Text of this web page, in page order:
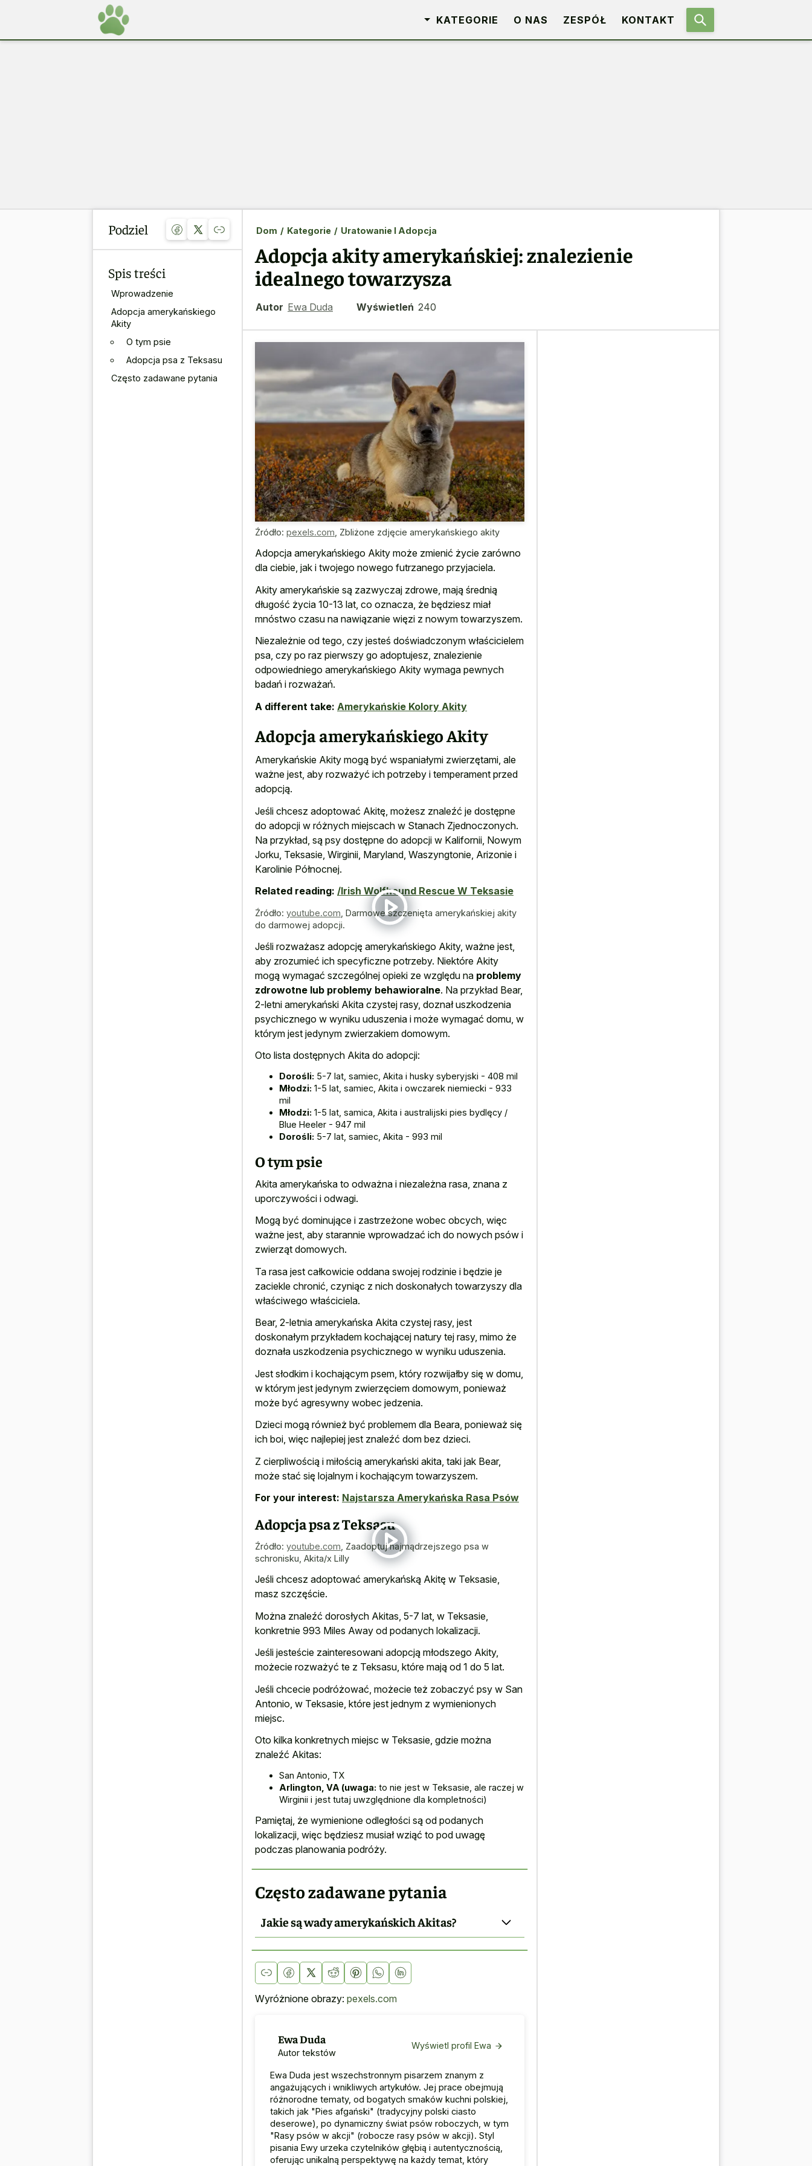
KATEGORIE O NAS ZESPÓŁ KONTAKT
Podziel
Spis treści
Wprowadzenie
Adopcja amerykańskiego
Akity
O tym psie
Adopcja psa z Teksasu
Często zadawane pytania
Dom / Kategorie / Uratowanie I Adopcja
Adopcja akity amerykańskiej: znalezienie
idealnego towarzysza
Autor Ewa Duda Wyświetleń 240
Źródło: pexels.com Zbliżone zdjęcie amerykańskiego akity
Adopcja amerykańskiego Akity może zmienić życie zarówno
dla ciebie, jak i twojego nowego futrzanego przyjaciela.
Akity amerykańskie są zazwyczaj zdrowe, mają średnią
długość życia 10-13 lat, co oznacza, że będziesz miał
mnóstwo czasu na nawiązanie więzi z nowym towarzyszem.
Niezależnie od tego, czy jesteś doświadczonym właścicielem
psa, czy po raz pierwszy go adoptujesz, znalezienie
odpowiedniego amerykańskiego Akity wymaga pewnych
badań i rozważań.
A different take: Amerykańskie Kolory Akity
Adopcja amerykańskiego Akity
Amerykańskie Akity mogą być wspaniałymi zwierzętami, ale
ważne jest, aby rozważyć ich potrzeby i temperament przed
adopcją.
Jeśli chcesz adoptować Akitę, możesz znaleźć je dostępne
do adopcji w różnych miejscach w Stanach Zjednoczonych.
Na przykład, są psy dostępne do adopcji w Kalifornii, Nowym
Jorku, Teksasie, Wirginii, Maryland, Waszyngtonie, Arizonie i
Karolinie Północnej.
Related reading: /Irish Wolfhound Rescue W Teksasie
Źródło: youtube.com Darmowe szczenięta amerykańskiej akity
do darmowej adopcji.
Jeśli rozważasz adopcję amerykańskiego Akity, ważne jest,
aby zrozumieć ich specyficzne potrzeby. Niektóre Akity
mogą wymagać szczególnej opieki ze względu na problemy
zdrowotne lub problemy behawioralne. Na przykład Bear,
2-letni amerykański Akita czystej rasy, doznał uszkodzenia
psychicznego w wyniku uduszenia i może wymagać domu, w
którym jest jedynym zwierzakiem domowym.
Oto lista dostępnych Akita do adopcji:
Dorośli: 5-7 lat, samiec, Akita i husky syberyjski - 408 mil
Młodzi: 1-5 lat, samiec, Akita i owczarek niemiecki - 933
mil
Młodzi: 1-5 lat, samica, Akita i australijski pies bydlęcy /
Blue Heeler - 947 mil
Dorośli: 5-7 lat, samiec, Akita - 993 mil
O tym psie
Akita amerykańska to odważna i niezależna rasa, znana z
uporczywości i odwagi.
Mogą być dominujące i zastrzeżone wobec obcych, więc
ważne jest, aby starannie wprowadzać ich do nowych psów i
zwierząt domowych.
Ta rasa jest całkowicie oddana swojej rodzinie i będzie je
zaciekle chronić, czyniąc z nich doskonałych towarzyszy dla
właściwego właściciela.
Bear, 2-letnia amerykańska Akita czystej rasy, jest
doskonałym przykładem kochającej natury tej rasy, mimo że
doznała uszkodzenia psychicznego w wyniku uduszenia.
Jest słodkim i kochającym psem, który rozwijałby się w domu,
w którym jest jedynym zwierzęciem domowym, ponieważ
może być agresywny wobec jedzenia.
Dzieci mogą również być problemem dla Beara, ponieważ się
ich boi, więc najlepiej jest znaleźć dom bez dzieci.
Z cierpliwością i miłością amerykański akita, taki jak Bear,
może stać się lojalnym i kochającym towarzyszem.
For your interest: Najstarsza Amerykańska Rasa Psów
Adopcja psa z Teksasu
Źródło: youtube.com Zaadoptuj najmądrzejszego psa w
schronisku, Akita/x Lilly
Jeśli chcesz adoptować amerykańską Akitę w Teksasie,
masz szczęście.
Można znaleźć dorosłych Akitas, 5-7 lat, w Teksasie,
konkretnie 993 Miles Away od podanych lokalizacji.
Jeśli jesteście zainteresowani adopcją młodszego Akity,
możecie rozważyć te z Teksasu, które mają od 1 do 5 lat.
Jeśli chcecie podróżować, możecie też zobaczyć psy w San
Antonio, w Teksasie, które jest jednym z wymienionych
miejsc.
Oto kilka konkretnych miejsc w Teksasie, gdzie można
znaleźć Akitas:
San Antonio, TX
Arlington, VA (uwaga: to nie jest w Teksasie, ale raczej w
Wirginii i jest tutaj uwzględnione dla kompletności)
Pamiętaj, że wymienione odległości są od podanych
lokalizacji, więc będziesz musiał wziąć to pod uwagę
podczas planowania podróży.
Często zadawane pytania
Jakie są wady amerykańskich Akitas?
Wyróżnione obrazy: pexels.com
Ewa Duda
Autor tekstów
Wyświetl profil Ewa
Ewa Duda jest wszechstronnym pisarzem znanym z
angażujących i wnikliwych artykułów. Jej prace obejmują
różnorodne tematy, od bogatych smaków kuchni polskiej,
takich jak "Pies afgański" (tradycyjny polski ciasto
deserowe), po dynamiczny świat psów roboczych, w tym
"Rasy psów w akcji" (robocze rasy psów w akcji). Styl
pisania Ewy urzeka czytelników głębią i autentycznością,
oferując unikalną perspektywę na każdy temat, który